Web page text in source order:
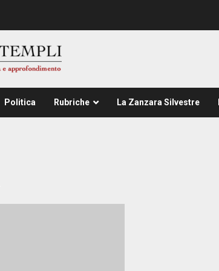
Politica Rubriche La Zanzara Silvestre